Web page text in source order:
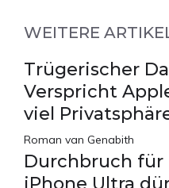
WEITERE
Trügerischer
Verspricht
viel
Roman van Genabith
Durchbruch für